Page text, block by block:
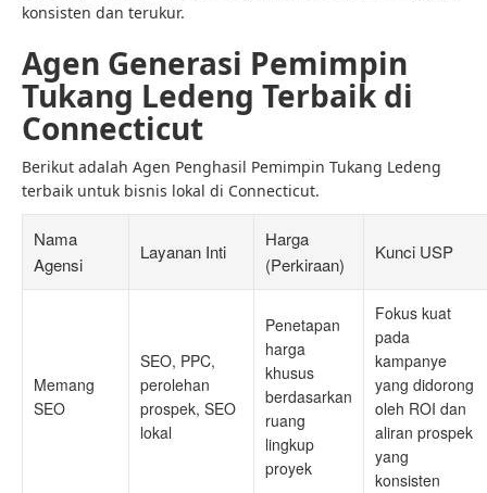
konsisten dan terukur.
Agen Generasi Pemimpin
Tukang Ledeng Terbaik di
Connecticut
Berikut adalah Agen Penghasil Pemimpin Tukang Ledeng
terbaik untuk bisnis lokal di Connecticut.
Nama
Agensi
Layanan Inti
Harga
(Perkiraan)
Kunci USP
Memang
SEO
SEO, PPC,
perolehan
prospek, SEO
lokal
Penetapan
harga
khusus
berdasarkan
ruang
lingkup
proyek
Fokus kuat
pada
kampanye
yang didorong
oleh ROI dan
aliran prospek
yang
konsisten